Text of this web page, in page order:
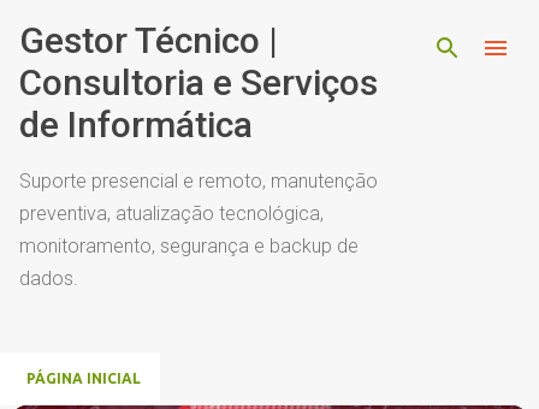
Pular para o conteúdo principal
Gestor Técnico |
Consultoria e Serviços
de Informática
Suporte presencial e remoto, manutenção
preventiva, atualização tecnológica,
monitoramento, segurança e backup de
dados.
PÁGINA INICIAL